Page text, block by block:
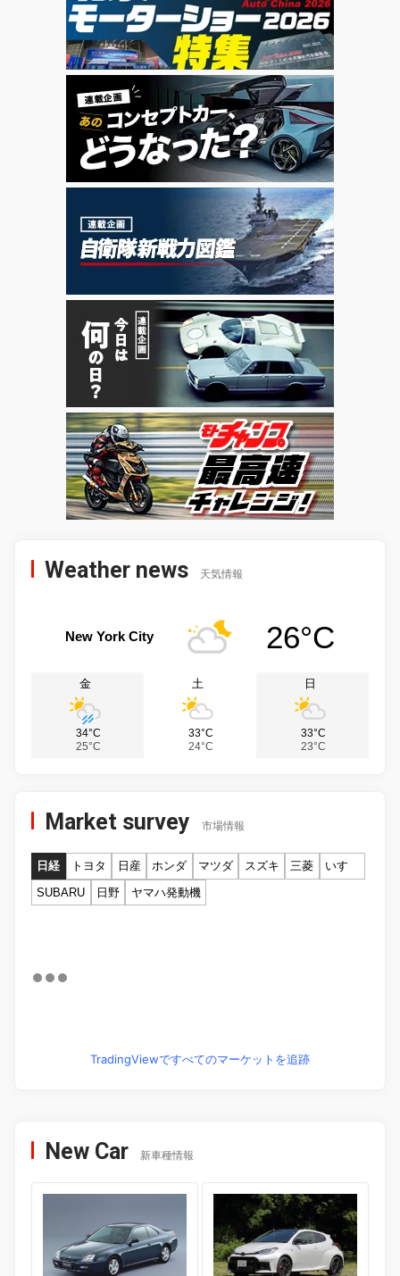
Weather news 天気情報
New York City 26°C
金
34°C
25°C
土
33°C
24°C
日
33°C
23°C
Market survey 市場情報
日経 トヨタ 日産 ホンダ マツダ スズキ 三菱
いすゞ
SUBARU
日野 ヤマハ発動機
TradingViewですべてのマーケットを追跡
New Car 新車種情報